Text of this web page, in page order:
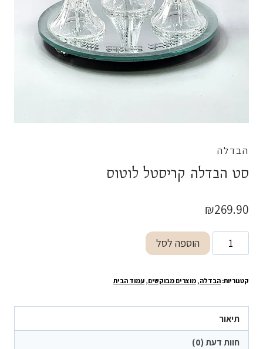
הבדלה
סט הבדלה קריסטל לוטוס
₪269.90
כמות
של
הבדלה
לוטוס
הוספה לסל
קטגוריות: הבדלה, מוצרים מבוקשים, עמוד הבית
תיאור
חוות דעת (0)